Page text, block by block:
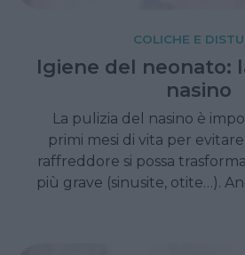
COLICHE E
Igiene del neonato:
nasino
La pulizia del nasino è
primi mesi di vita per
raffreddore si possa
più grave (sinusite, otite…).